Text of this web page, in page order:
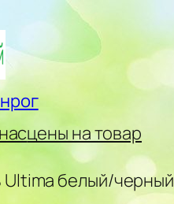
цены на товар
белый/черный